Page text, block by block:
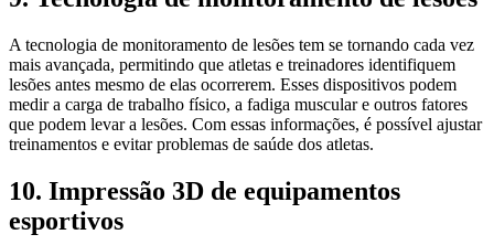
A tecnologia de monitoramento de lesões tem se tornando cada vez
mais avançada, permitindo que atletas e treinadores identifiquem
lesões antes mesmo de elas ocorrerem. Esses dispositivos podem
medir a carga de trabalho físico, a fadiga muscular e outros fatores
que podem levar a lesões. Com essas informações, é possível ajustar
treinamentos e evitar problemas de saúde dos atletas.
10. Impressão 3D de equipamentos
esportivos